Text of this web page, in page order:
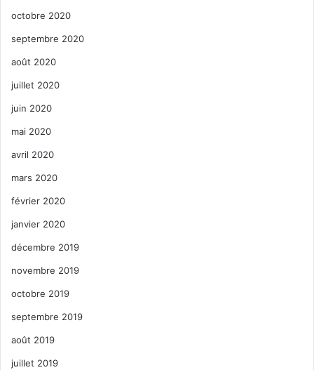
octobre 2020
septembre 2020
août 2020
juillet 2020
juin 2020
mai 2020
avril 2020
mars 2020
février 2020
janvier 2020
décembre 2019
novembre 2019
octobre 2019
septembre 2019
août 2019
juillet 2019